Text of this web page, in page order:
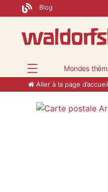
Blog
Mondes
Aller à la page d’accueil